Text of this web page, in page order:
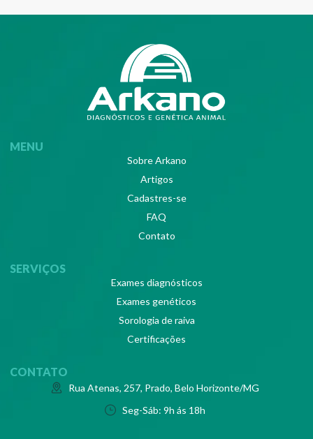
MENU
Sobre Arkano
Artigos
Cadastres-se
FAQ
Contato
SERVIÇOS
Exames diagnósticos
Exames genéticos
Sorologia de raiva
Certificações
CONTATO
Rua Atenas, 257, Prado, Belo Horizonte/MG
Seg-Sáb: 9h ás 18h